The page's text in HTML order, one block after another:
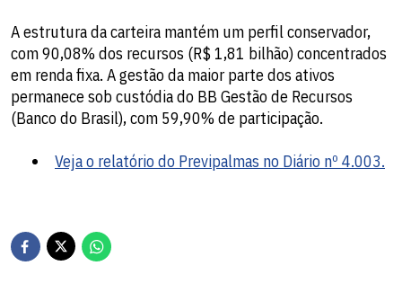
A estrutura da carteira mantém um perfil conservador,
com 90,08% dos recursos (R$ 1,81 bilhão) concentrados
em renda fixa. A gestão da maior parte dos ativos
permanece sob custódia do BB Gestão de Recursos
(Banco do Brasil), com 59,90% de participação.
Veja o relatório do Previpalmas no Diário nº 4.003.